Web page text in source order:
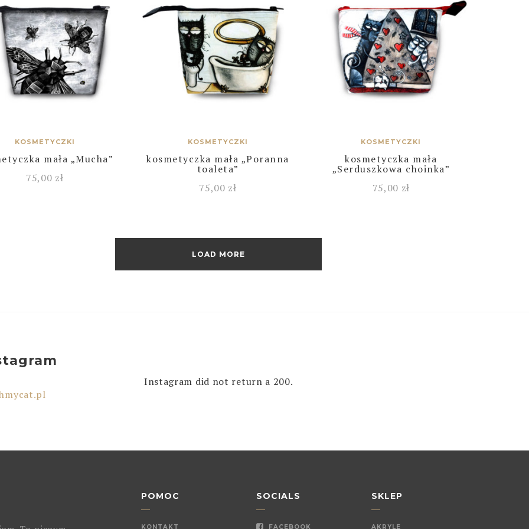
KOSMETYCZKI
mała „Mucha”
75,00 zł
KOSMETYCZKI
kosmetyczka mała „Poranna
toaleta”
75,00 zł
KOSMETYCZKI
kosmetyczka mała
„Serduszkowa choinka”
75,00 zł
LOAD MORE
Instagram did not return a 200.
POMOC
KONTAKT
SOCIALS
FACEBOOK
SKLEP
AKRYLE